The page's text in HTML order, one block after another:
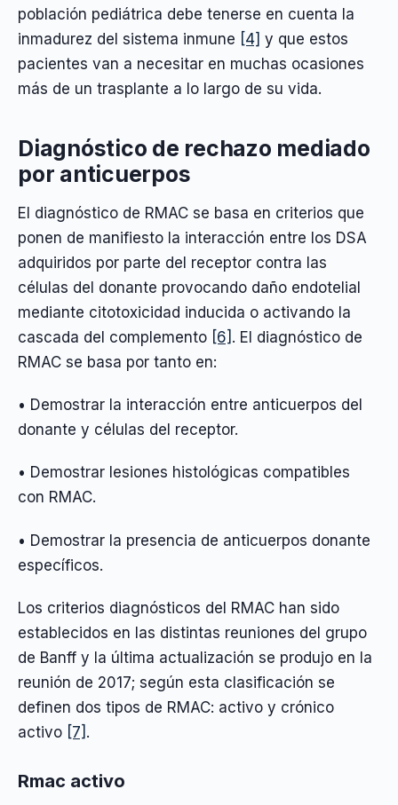
población pediátrica debe tenerse en cuenta la
inmadurez del sistema inmune [4] y que estos
pacientes van a necesitar en muchas ocasiones
más de un trasplante a lo largo de su vida.
Diagnóstico de rechazo mediado
por anticuerpos
El diagnóstico de RMAC se basa en criterios que
ponen de manifiesto la interacción entre los DSA
adquiridos por parte del receptor contra las
células del donante provocando daño endotelial
mediante citotoxicidad inducida o activando la
cascada del complemento [6] . El diagnóstico de
RMAC se basa por tanto en:
• Demostrar la interacción entre anticuerpos del
donante y células del receptor.
• Demostrar lesiones histológicas compatibles
con RMAC.
• Demostrar la presencia de anticuerpos donante
específicos.
Los criterios diagnósticos del RMAC han sido
establecidos en las distintas reuniones del grupo
de Banff y la última actualización se produjo en la
reunión de 2017; según esta clasificación se
definen dos tipos de RMAC: activo y crónico
activo [7] .
Rmac activo